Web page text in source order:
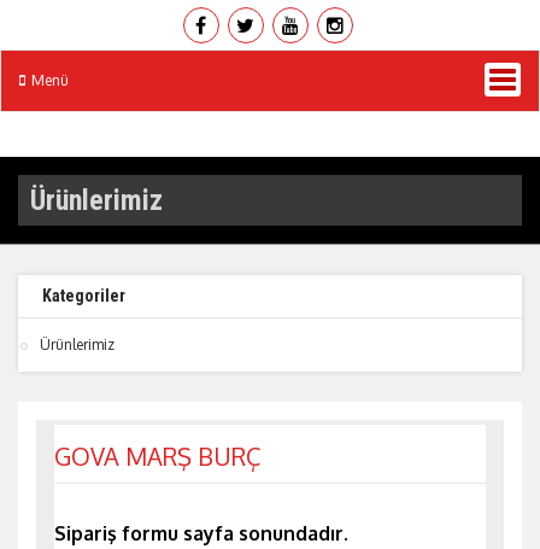
Menü
Ürünlerimiz
Kategoriler
Ürünlerimiz
GOVA MARŞ BURÇ
Sipariş formu sayfa sonundadır.